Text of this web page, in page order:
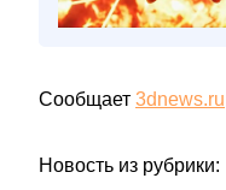
Сообщает 3dnews.ru
Новость из рубрики: